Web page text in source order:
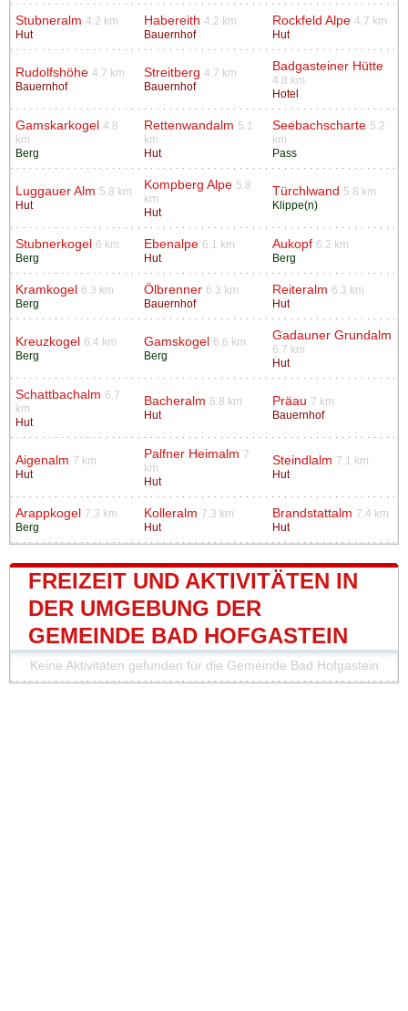
Stubneralm 4.2 km
Hut
Habereith 4.2 km
Bauernhof
Rockfeld Alpe 4.7 km
Hut
Rudolfshöhe 4.7 km
Bauernhof
Streitberg 4.7 km
Bauernhof
Badgasteiner Hütte
4.8 km
Hotel
Gamskarkogel 4.8
km
Berg
Rettenwandalm 5.1
km
Hut
Seebachscharte 5.2
km
Pass
Luggauer Alm 5.8 km
Hut
Kompberg Alpe 5.8
km
Hut
Türchlwand 5.8 km
Klippe(n)
Stubnerkogel
6 km
Berg
Ebenalpe 6.1 km
Hut
Aukopf 6.2 km
Berg
Kramkogel
6.3 km
Berg
Ölbrenner 6.3 km
Bauernhof
Reiteralm 6.3 km
Hut
Kreuzkogel
6.4 km
Berg
Gamskogel
6.6 km
Berg
Gadauner Grundalm
6.7 km
Hut
Schattbachalm 6.7
km
Hut
Bacheralm 6.8 km
Hut
Präau 7 km
Bauernhof
Aigenalm 7 km
Hut
Palfner Heimalm 7
km
Hut
Steindlalm 7.1 km
Hut
Arappkogel
7.3 km
Berg
Kolleralm 7.3 km
Hut
Brandstattalm 7.4 km
Hut
FREIZEIT UND AKTIVITÄTEN IN
DER UMGEBUNG DER
GEMEINDE BAD HOFGASTEIN
Keine Aktivitäten gefunden für die Gemeinde Bad Hofgastein